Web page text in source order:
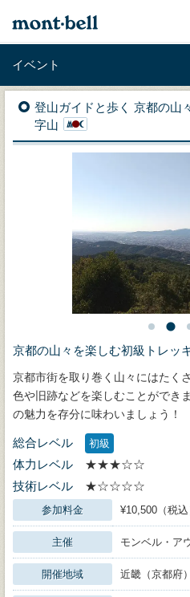
イベント
登山ガイドと歩く 京都の山
字山
京都の山々を楽しむ初級トレッ
京都市街を取り巻く山々にはたく
色や旧跡などを楽しむことができ
の魅力を存分に味わいましょう！
総合レベル 初級
体力レベル
★★★☆☆
技術レベル
★☆☆☆☆
参加料金 ¥10,500（税込
主催 モンベル・ア
開催地域 近畿（京都府）